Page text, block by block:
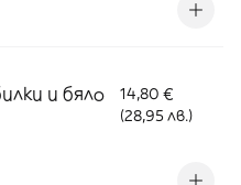
и бяло
14,80 €
(28,95 лв.)